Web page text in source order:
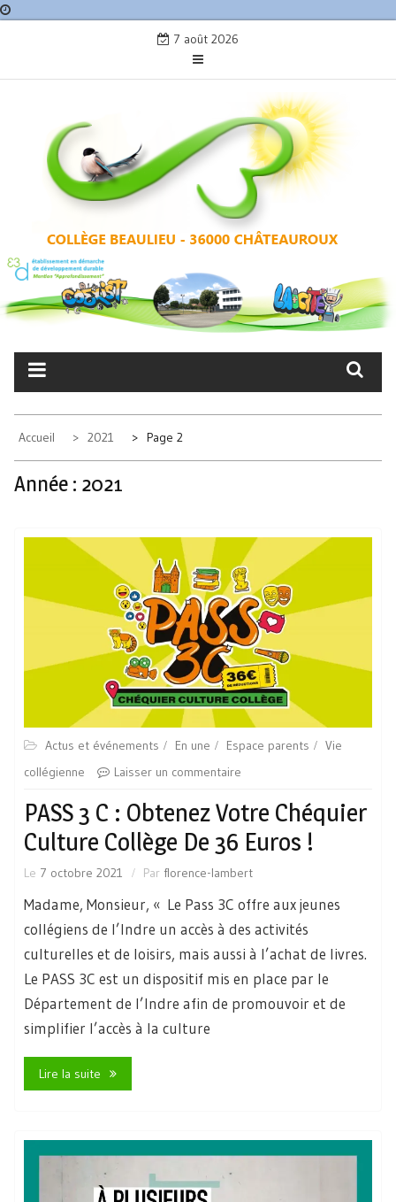
7 août 2026
COLLÈGE BEAULIEU –
CHÂTEAUROUX
Accueil 2021 Page 2
Année : 2021
Actus et événements En une Espace parents
Vie
collégienne
Laisser un commentaire
PASS 3 C : Obtenez Votre Chéquier
Culture Collège De 36 Euros !
Le 7 octobre 2021 Par florence-lambert
Madame, Monsieur, « Le Pass 3C offre aux jeunes
collégiens de l’Indre un accès à des activités
culturelles et de loisirs, mais aussi à l’achat de livres.
Le PASS 3C est un dispositif mis en place par le
Département de l’Indre afin de promouvoir et de
simplifier l’accès à la culture
Lire la suite